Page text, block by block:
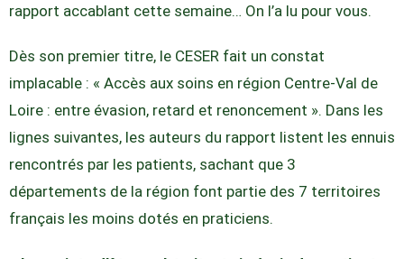
rapport accablant cette semaine… On l’a lu pour vous.
Dès son premier titre, le CESER fait un constat
implacable : « Accès aux soins en région Centre-Val de
Loire : entre évasion, retard et renoncement ». Dans les
lignes suivantes, les auteurs du rapport listent les ennuis
rencontrés par les patients, sachant que 3
départements de la région font partie des 7 territoires
français les moins dotés en praticiens.